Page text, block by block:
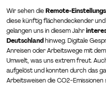
Wir sehen dieRemote-
diese künftig flächendeckender
gelangen uns in diesem Jahr
Deutschlandhinweg. Digitale
Anreisen oder Arbeitswege mit
Umwelt, was uns extrem freut.
aufgelöst und konnten durch das
Arbeitsweisen die CO2-